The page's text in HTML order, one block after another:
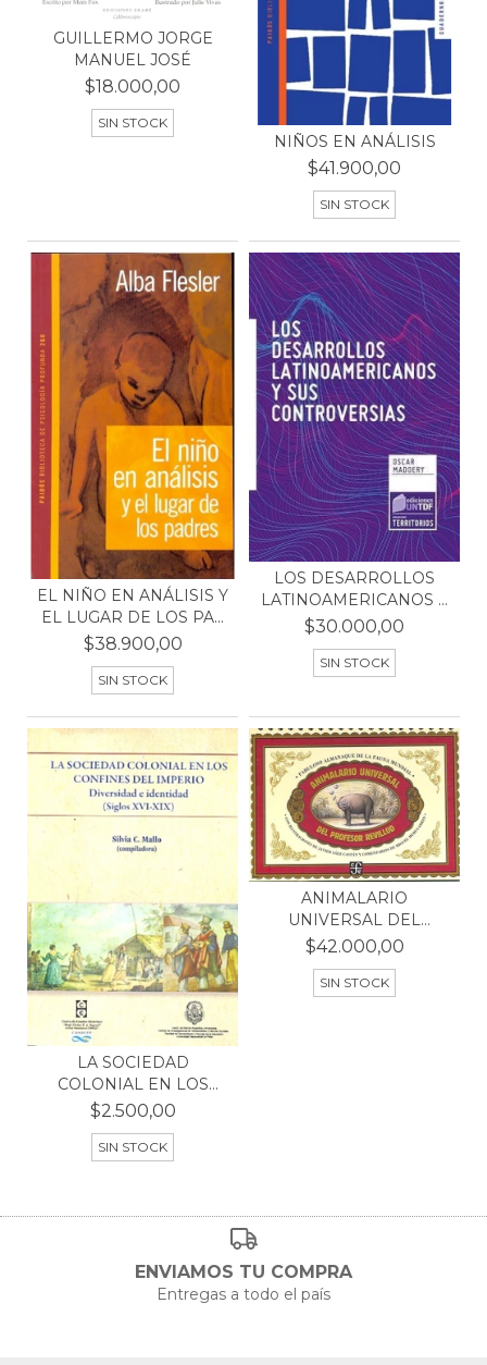
GUILLERMO JORGE
MANUEL JOSÉ
$18.000,00
SIN STOCK
NIÑOS EN ANÁLISIS
$41.900,00
SIN STOCK
EL NIÑO EN ANÁLISIS Y
EL LUGAR DE LOS PA...
$38.900,00
SIN STOCK
LOS DESARROLLOS
LATINOAMERICANOS Y
SUS C...
$30.000,00
SIN STOCK
LA SOCIEDAD
COLONIAL EN LOS
CONFINES DEL...
$2.500,00
SIN STOCK
ANIMALARIO
UNIVERSAL DEL
PROFESOR REVILL...
$42.000,00
SIN STOCK
ENVIAMOS TU COMPRA
Entregas a todo el país